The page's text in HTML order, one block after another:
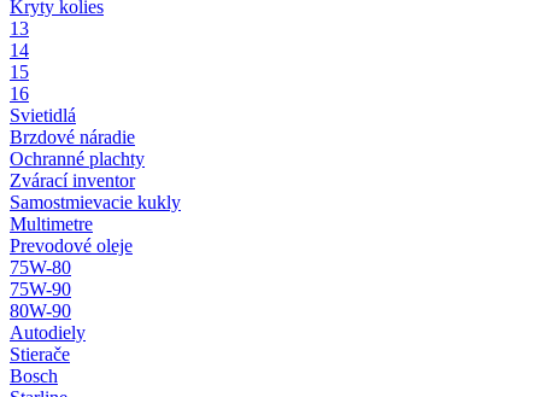
Kryty kolies
13
14
15
16
Svietidlá
Brzdové náradie
Ochranné plachty
Zvárací inventor
Samostmievacie kukly
Multimetre
Prevodové oleje
75W-80
75W-90
80W-90
Autodiely
Stierače
Bosch